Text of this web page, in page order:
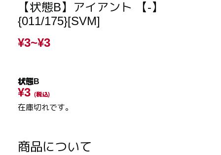
【状態B】アイアント 【-】
{011/175}[SVM]
¥3~¥3
状態B
¥3 (税込)
在庫切れです。
商品について